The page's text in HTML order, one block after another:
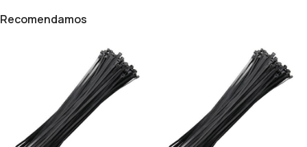
Recomendamos